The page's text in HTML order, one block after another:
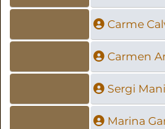
Carme
Carmen
Sergi Mani
Marina